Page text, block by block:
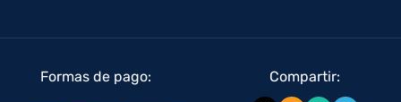
Formas de pago: Compartir: